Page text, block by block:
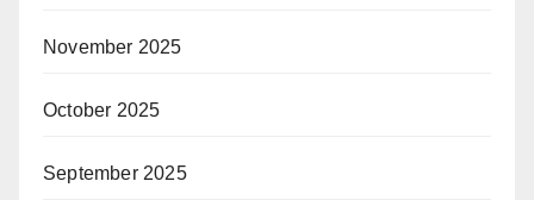
November 2025
October 2025
September 2025